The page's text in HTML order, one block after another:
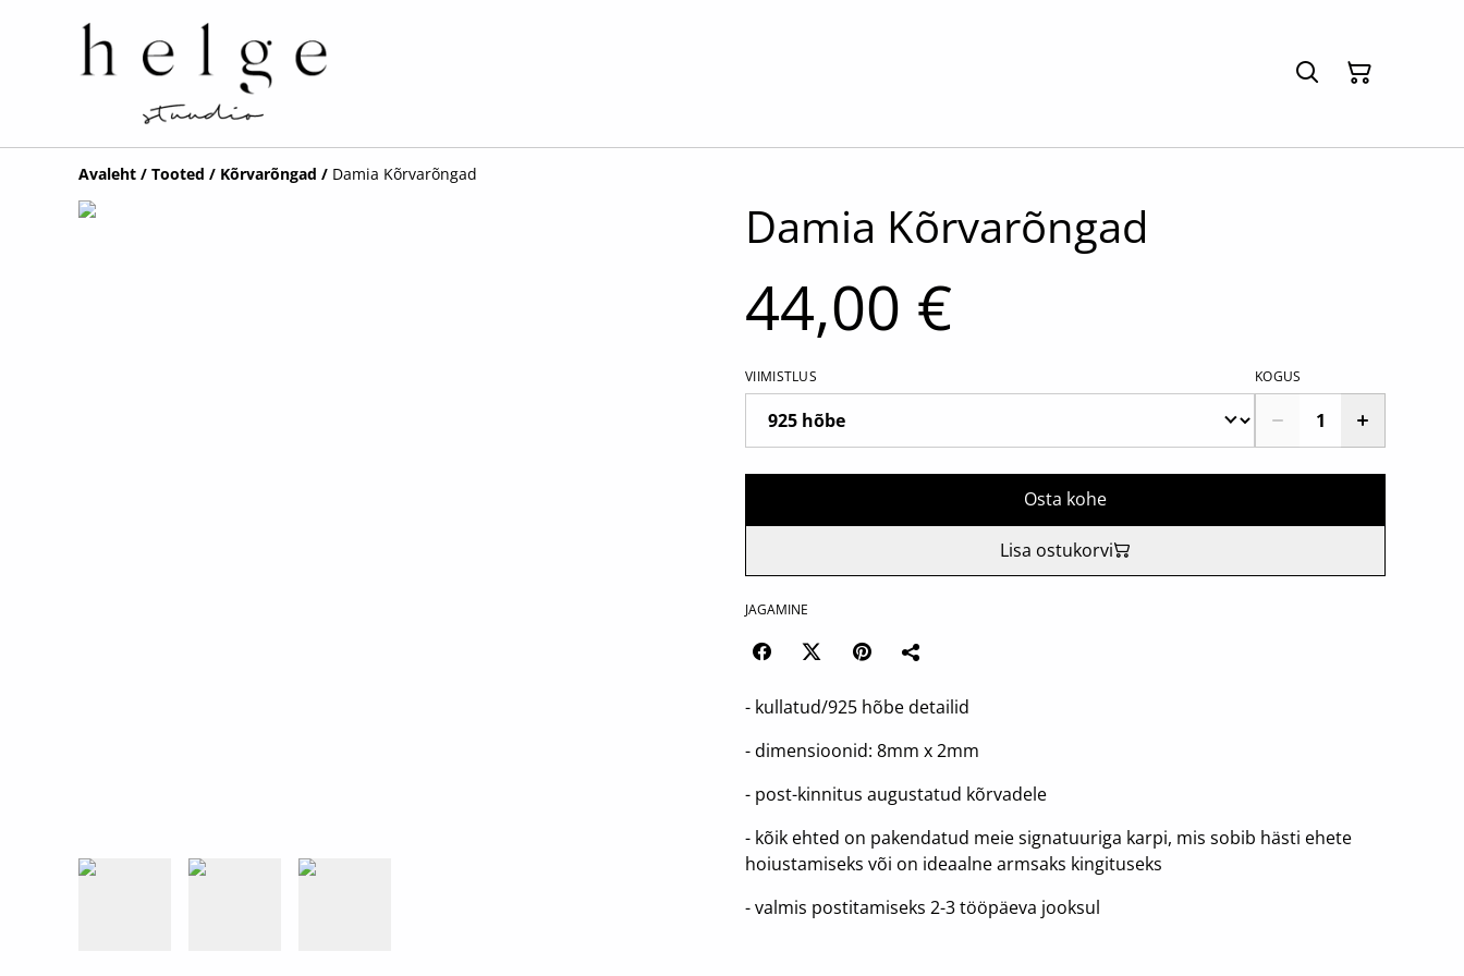
Avaleht / Tooted / Kõrvarõngad / Damia Kõrvarõngad
Damia Kõrvarõngad
44,00 €
VIIMISTLUS KOGUS
Osta kohe
Lisa ostukorvi
JAGAMINE
- kullatud/925 hõbe detailid
- dimensioonid: 8mm x 2mm
- post-kinnitus augustatud kõrvadele
- kõik ehted on pakendatud meie signatuuriga karpi, mis sobib hästi ehete
hoiustamiseks või on ideaalne armsaks kingituseks
- valmis postitamiseks 2-3 tööpäeva jooksul